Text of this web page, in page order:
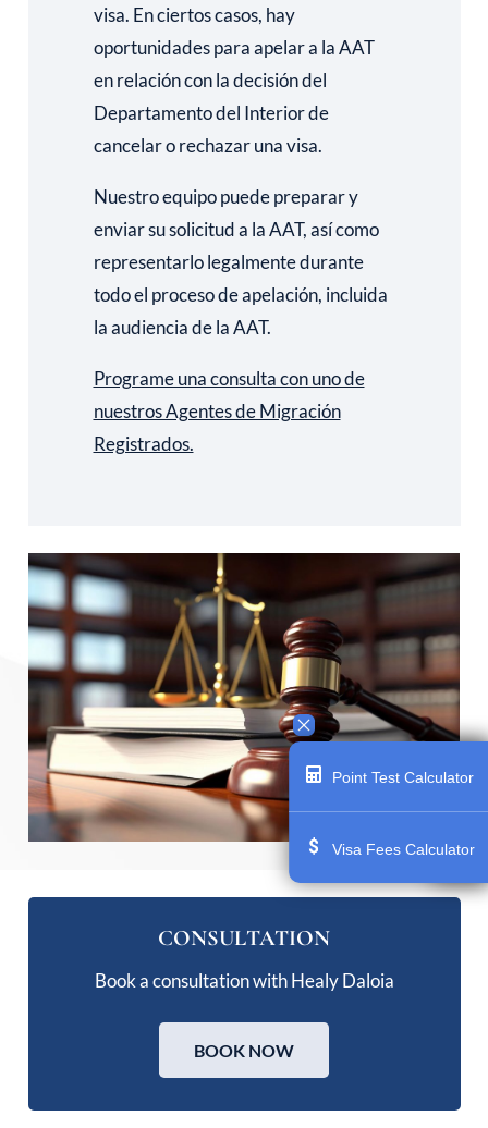
visa. En ciertos casos, hay
oportunidades para apelar a la AAT
en relación con la decisión del
Departamento del Interior de
cancelar o rechazar una visa.
Nuestro equipo puede preparar y
enviar su solicitud a la AAT, así como
representarlo legalmente durante
todo el proceso de apelación, incluida
la audiencia de la AAT.
Programe una consulta con uno de
nuestros Agentes de Migración
Registrados.
CONSULTATION
Book a consultation with Healy Daloia
BOOK NOW
Point Test Calculator
Visa Fees Calculator